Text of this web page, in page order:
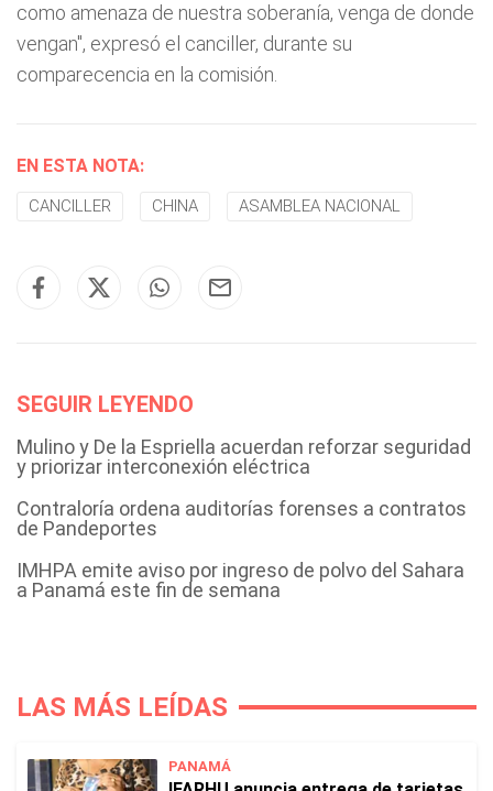
como amenaza de nuestra soberanía, venga de donde
vengan", expresó el canciller, durante su
comparecencia en la comisión.
EN ESTA NOTA:
CANCILLER CHINA ASAMBLEA NACIONAL
SEGUIR LEYENDO
Mulino y De la Espriella acuerdan reforzar seguridad
y priorizar interconexión eléctrica
Contraloría ordena auditorías forenses a contratos
de Pandeportes
IMHPA emite aviso por ingreso de polvo del Sahara
a Panamá este fin de semana
LAS MÁS LEÍDAS
PANAMÁ